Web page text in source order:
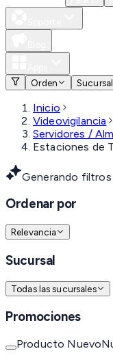
Orden
Inicio
Videovigilancia
Servidores /
Estaciones de
Generando filtros
Ordenar por
Relevancia
Sucursal
Todas las sucursales
Promociones
Producto Nuevo